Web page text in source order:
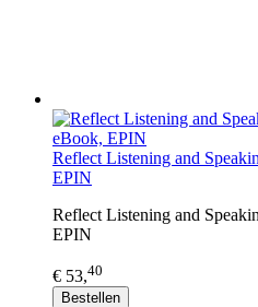
Reflect Listening and
EPIN
Reflect Listening and
EPIN
€ 53,40
Bestellen